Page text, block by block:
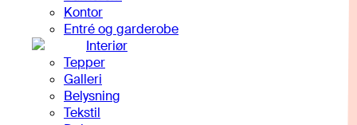
Kontor
Entré og garderobe
Interiør
Tepper
Galleri
Belysning
Tekstil